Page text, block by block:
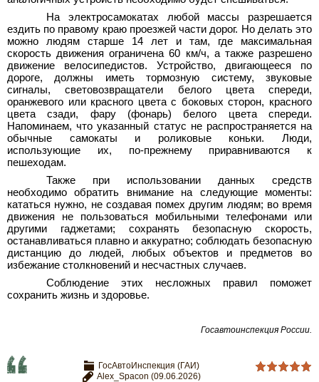
На электросамокатах любой массы разрешается
ездить по правому краю проезжей части дорог. Но делать это
можно людям старше 14 лет и там, где максимальная
скорость движения ограничена 60 км/ч, а также разрешено
движение велосипедистов. Устройство, двигающееся по
дороге, должны иметь тормозную систему, звуковые
сигналы, световозвращатели белого цвета спереди,
оранжевого или красного цвета с боковых сторон, красного
цвета сзади, фару (фонарь) белого цвета спереди.
Напоминаем, что указанный статус не распространяется на
обычные самокаты и роликовые коньки. Люди,
использующие их, по-прежнему приравниваются к
пешеходам.
Также при использовании данных средств
необходимо обратить внимание на следующие моменты:
кататься нужно, не создавая помех другим людям; во время
движения не пользоваться мобильными телефонами или
другими гаджетами; сохранять безопасную скорость,
останавливаться плавно и аккуратно; соблюдать безопасную
дистанцию до людей, любых объектов и предметов во
избежание столкновений и несчастных случаев.
Соблюдение этих несложных правил поможет
сохранить жизнь и здоровье.
Госавтоинспекция России.
ГосАвтоИнспекция (ГАИ)
Alex_Spacon (09.06.2026)